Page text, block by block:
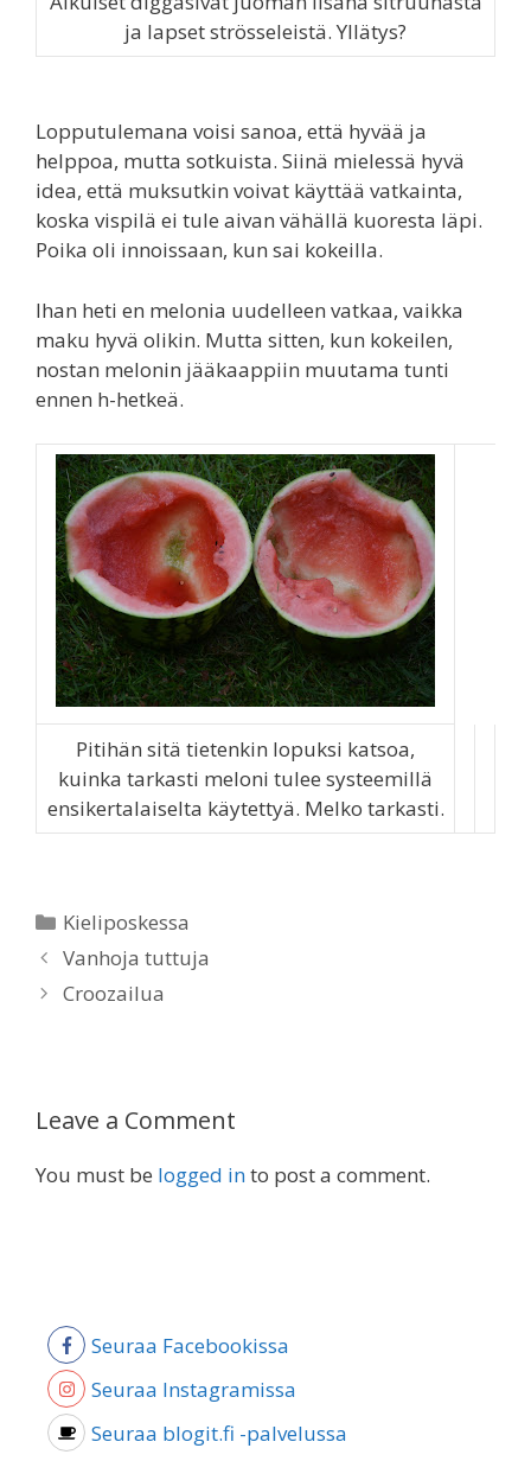
ja lapset strösseleistä. Yllätys?
Lopputulemana voisi sanoa, että hyvää ja
helppoa, mutta sotkuista. Siinä mielessä hyvä
idea, että muksutkin voivat käyttää vatkainta,
koska vispilä ei tule aivan vähällä kuoresta läpi.
Poika oli innoissaan, kun sai kokeilla.
Ihan heti en melonia uudelleen vatkaa, vaikka
maku hyvä olikin. Mutta sitten, kun kokeilen,
nostan melonin jääkaappiin muutama tunti
ennen h-hetkeä.
Pitihän sitä tietenkin lopuksi katsoa,
kuinka tarkasti meloni tulee systeemillä
ensikertalaiselta käytettyä. Melko tarkasti.
Categories
Kieliposkessa
Vanhoja tuttuja
Croozailua
Leave a Comment
You must be logged into post a comment.
Seuraa Facebookissa
Seuraa Instagramissa
Seuraa blogit.fi -palvelussa